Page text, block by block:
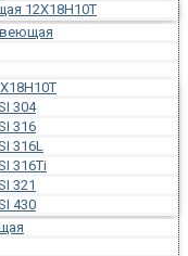
12Х18Н10Т
304
316
316L
316Ti
321
430